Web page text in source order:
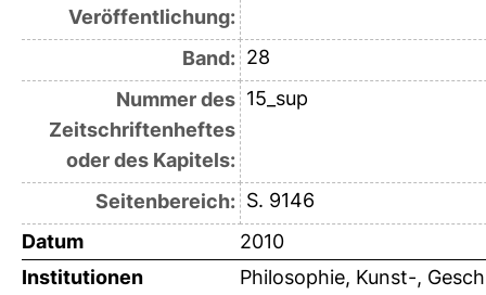
Veröffentlichung:
Band: 28
Nummer des
Zeitschriftenheftes
oder des Kapitels:
15_sup
Seitenbereich: S. 9146
Datum
2010
Institutionen
Philosophie, Kunst-,